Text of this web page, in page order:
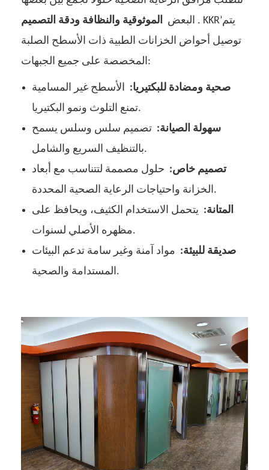
البعض . KKR’يتم
توصيل أحواض الخزانات الطبية ذات الأسطح الصلبة
المخصصة على جميع الجبهات:
صحية ومضادة للبكتيريا: الأسطح غير المسامية
تمنع التلوث ونمو البكتيريا.
سهولة الصيانة: تصميم سلس وسلس يسمح
بالتنظيف السريع والشامل.
تصميم خاص: حلول مصممة لتتناسب مع أبعاد
الخزانة واحتياجات الرعاية الصحية المحددة.
المتانة: يتحمل الاستخدام الكثيف، ويحافظ على
مظهره الأصلي لسنوات.
صديقة للبيئة: مواد آمنة وغير سامة تدعم البيئات
المستدامة والصحية.